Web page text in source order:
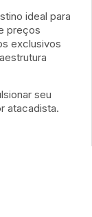
ideal para
preços
exclusivos
seu
atacadista.